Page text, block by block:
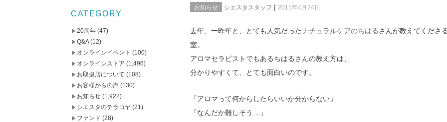
お知らせ シエスタスタッフ | 2011年4月24日
去年、一昨年と、とても人気だったナチュラルケアのちはるさんが教えてくださ
室。
アロマセラピストでもあるちはるさんの教え方は、
分かりやすくて、とても面白いのです。
「アロマって何からしたらいいか分からない」
「なんだか難しそう…」
CATEGORY
20周年 (47)
Q&A(12)
オンラインイベント (100)
オンラインストア (1,496)
お取扱店について (108)
お客様からの声 (130)
お知らせ (1,922)
シエスタのテラコヤ (21)
ファンド (28)